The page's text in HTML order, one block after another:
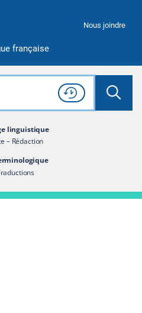
française
Nous joindre
Rechercher dans tout le site
Lancer
Consulter l'
Historique
de recherche
linguistique
– Rédaction